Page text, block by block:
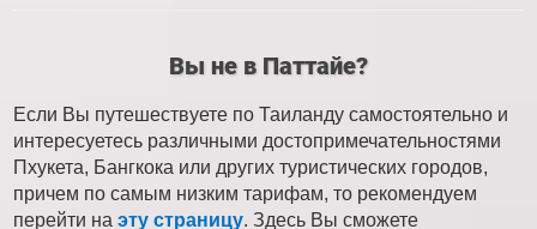
Вы не в Паттайе?
Если Вы путешествуете по Таиланду самостоятельно и
интересуетесь различными достопримечательностями
Пхукета, Бангкока или других туристических городов,
причем по самым низким тарифам, то рекомендуем
перейти на эту страницу. Здесь Вы сможете